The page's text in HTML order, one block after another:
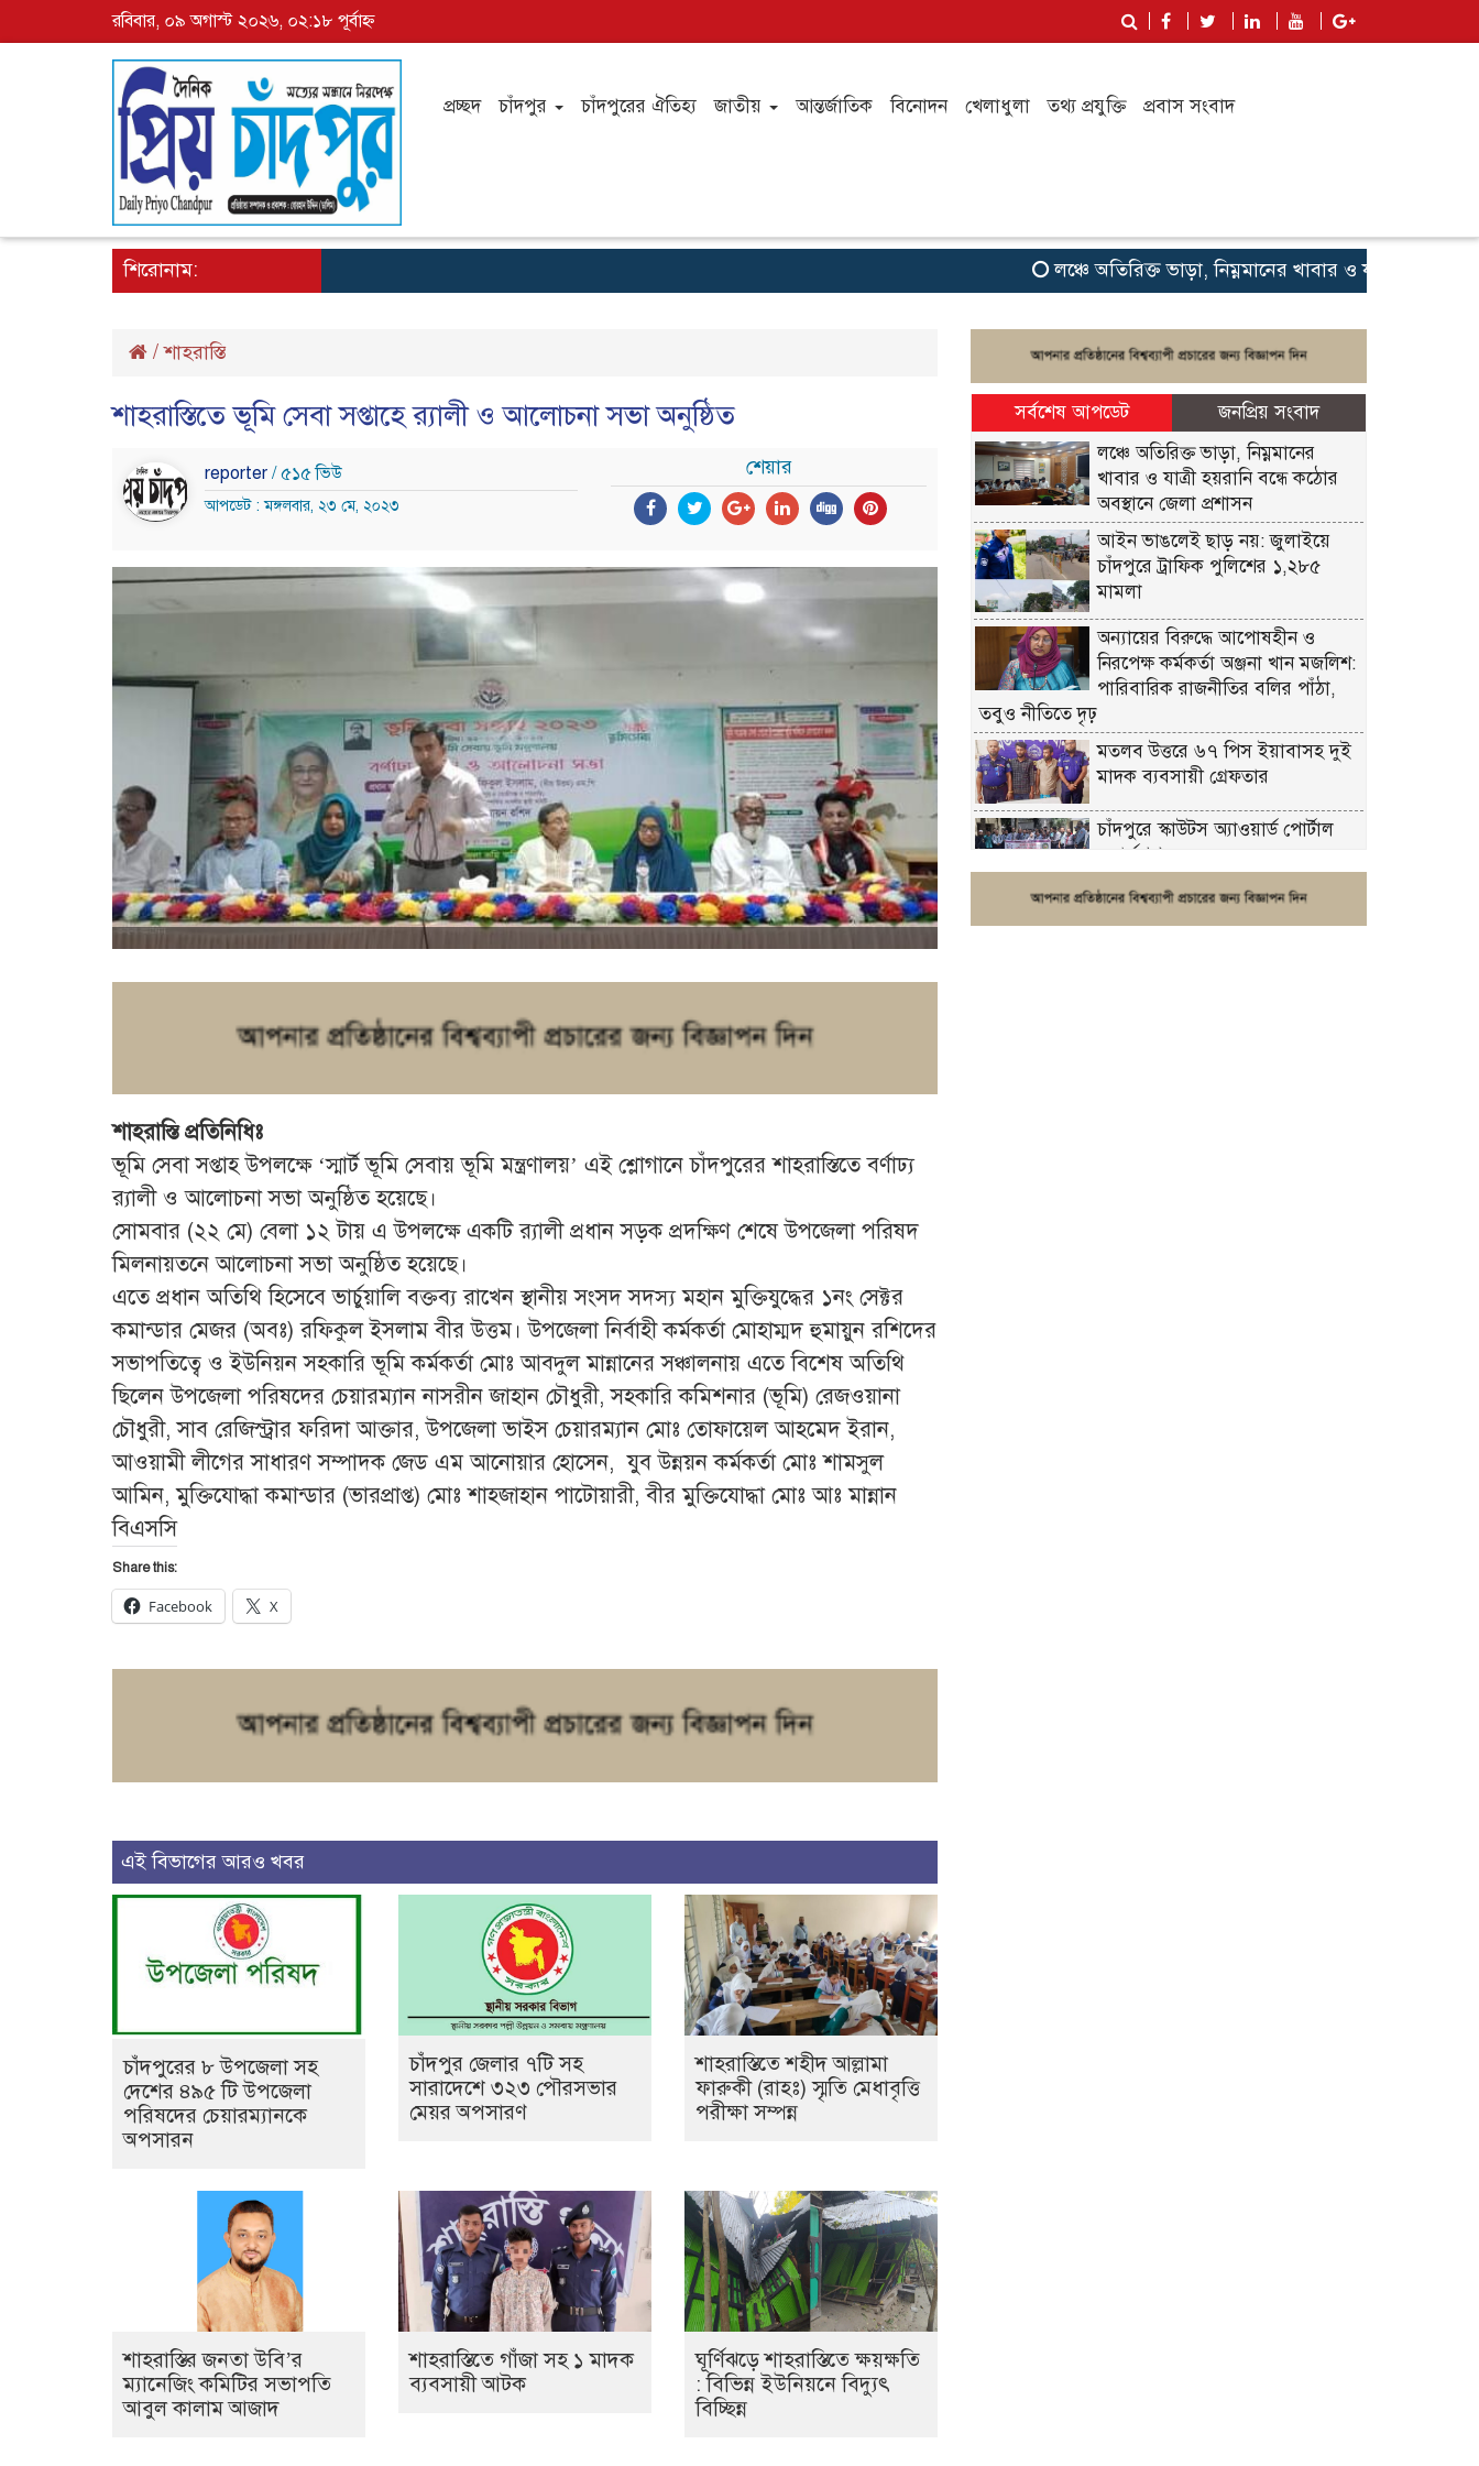
রবিবার, ০৯ অগাস্ট ২০২৬, ০২:১৮ পূর্বাহ্ন
প্রচ্ছদ চাঁদপুর চাঁদপুরের ঐতিহ্য জাতীয় আন্তর্জাতিক বিনোদন খেলাধুলা তথ্য প্রযুক্তি প্রবাস সংবাদ
শিরোনাম: লঞ্চে অতিরিক্ত ভাড়া, নিম্নমানের খাবার ও যাত্রী হয়রানি
/শাহরাস্তি
শাহরাস্তিতে ভূমি সেবা সপ্তাহে র‍্যালী ও আলোচনা সভা অনুষ্ঠিত
reporter / ৫১৫ ভিউ
আপডেট : মঙ্গলবার, ২৩ মে, ২০২৩
শেয়ার
শাহরাস্তি প্রতিনিধিঃ
ভূমি সেবা সপ্তাহ উপলক্ষে ‘স্মার্ট ভূমি সেবায় ভূমি মন্ত্রণালয়’ এই শ্লোগানে চাঁদপুরের শাহরাস্তিতে বর্ণাঢ্য
র‍্যালী ও আলোচনা সভা অনুষ্ঠিত হয়েছে।
সোমবার (২২ মে) বেলা ১২ টায় এ উপলক্ষে একটি র‍্যালী প্রধান সড়ক প্রদক্ষিণ শেষে উপজেলা পরিষদ
মিলনায়তনে আলোচনা সভা অনুষ্ঠিত হয়েছে।
এতে প্রধান অতিথি হিসেবে ভার্চুয়ালি বক্তব্য রাখেন স্থানীয় সংসদ সদস্য মহান মুক্তিযুদ্ধের ১নং সেক্টর
কমান্ডার মেজর (অবঃ) রফিকুল ইসলাম বীর উত্তম। উপজেলা নির্বাহী কর্মকর্তা মোহাম্মদ হুমায়ুন রশিদের
সভাপতিত্বে ও ইউনিয়ন সহকারি ভূমি কর্মকর্তা মোঃ আবদুল মান্নানের সঞ্চালনায় এতে বিশেষ অতিথি
ছিলেন উপজেলা পরিষদের চেয়ারম্যান নাসরীন জাহান চৌধুরী, সহকারি কমিশনার (ভূমি) রেজওয়ানা
চৌধুরী, সাব রেজিস্ট্রার ফরিদা আক্তার, উপজেলা ভাইস চেয়ারম্যান মোঃ তোফায়েল আহমেদ ইরান,
আওয়ামী লীগের সাধারণ সম্পাদক জেড এম আনোয়ার হোসেন, যুব উন্নয়ন কর্মকর্তা মোঃ শামসুল
আমিন, মুক্তিযোদ্ধা কমান্ডার (ভারপ্রাপ্ত) মোঃ শাহজাহান পাটোয়ারী, বীর মুক্তিযোদ্ধা মোঃ আঃ মান্নান
বিএসসি
Share this:
Facebook X
এই বিভাগের আরও খবর
চাঁদপুরের ৮ উপজেলা সহ
দেশের ৪৯৫ টি উপজেলা
পরিষদের চেয়ারম্যানকে
অপসারন
চাঁদপুর জেলার ৭টি সহ
সারাদেশে ৩২৩ পৌরসভার
মেয়র অপসারণ
শাহরাস্তিতে শহীদ আল্লামা
ফারুকী (রাহঃ) স্মৃতি মেধাবৃত্তি
পরীক্ষা সম্পন্ন
শাহরাস্তির জনতা উবি’র
ম্যানেজিং কমিটির সভাপতি
আবুল কালাম আজাদ
শাহরাস্তিতে গাঁজা সহ ১ মাদক
ব্যবসায়ী আটক
ঘূর্ণিঝড়ে শাহরাস্তিতে ক্ষয়ক্ষতি
: বিভিন্ন ইউনিয়নে বিদ্যুৎ
বিচ্ছিন্ন
সর্বশেষ আপডেট
জনপ্রিয় সংবাদ
লঞ্চে অতিরিক্ত ভাড়া, নিম্নমানের
খাবার ও যাত্রী হয়রানি বন্ধে কঠোর
অবস্থানে জেলা প্রশাসন
আইন ভাঙলেই ছাড় নয়: জুলাইয়ে
চাঁদপুরে ট্রাফিক পুলিশের ১,২৮৫
মামলা
অন্যায়ের বিরুদ্ধে আপোষহীন ও
নিরপেক্ষ কর্মকর্তা অঞ্জনা খান মজলিশ:
পারিবারিক রাজনীতির বলির পাঁঠা,
তবুও নীতিতে দৃঢ়
মতলব উত্তরে ৬৭ পিস ইয়াবাসহ দুই
মাদক ব্যবসায়ী গ্রেফতার
চাঁদপুরে স্কাউটস অ্যাওয়ার্ড পোর্টাল
ওয়ার্কশপ
ফরিদগঞ্জে চুরির আতঙ্ক: এক সপ্তাহে
২০টির বেশি ঘটনা, নিরাপত্তাহীনতায়